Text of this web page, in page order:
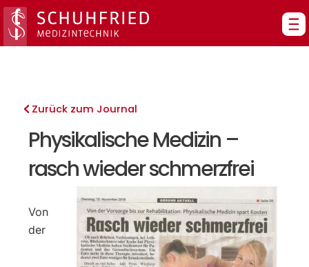
Zum
Inhalt
springen
Zurück zum Journal
Physikalische Medizin –
rasch wieder schmerzfrei
Von
der